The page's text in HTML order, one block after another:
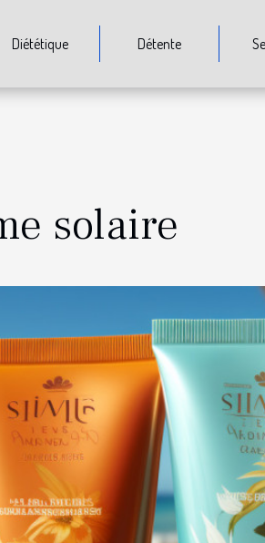
Diététique Détente
solaire